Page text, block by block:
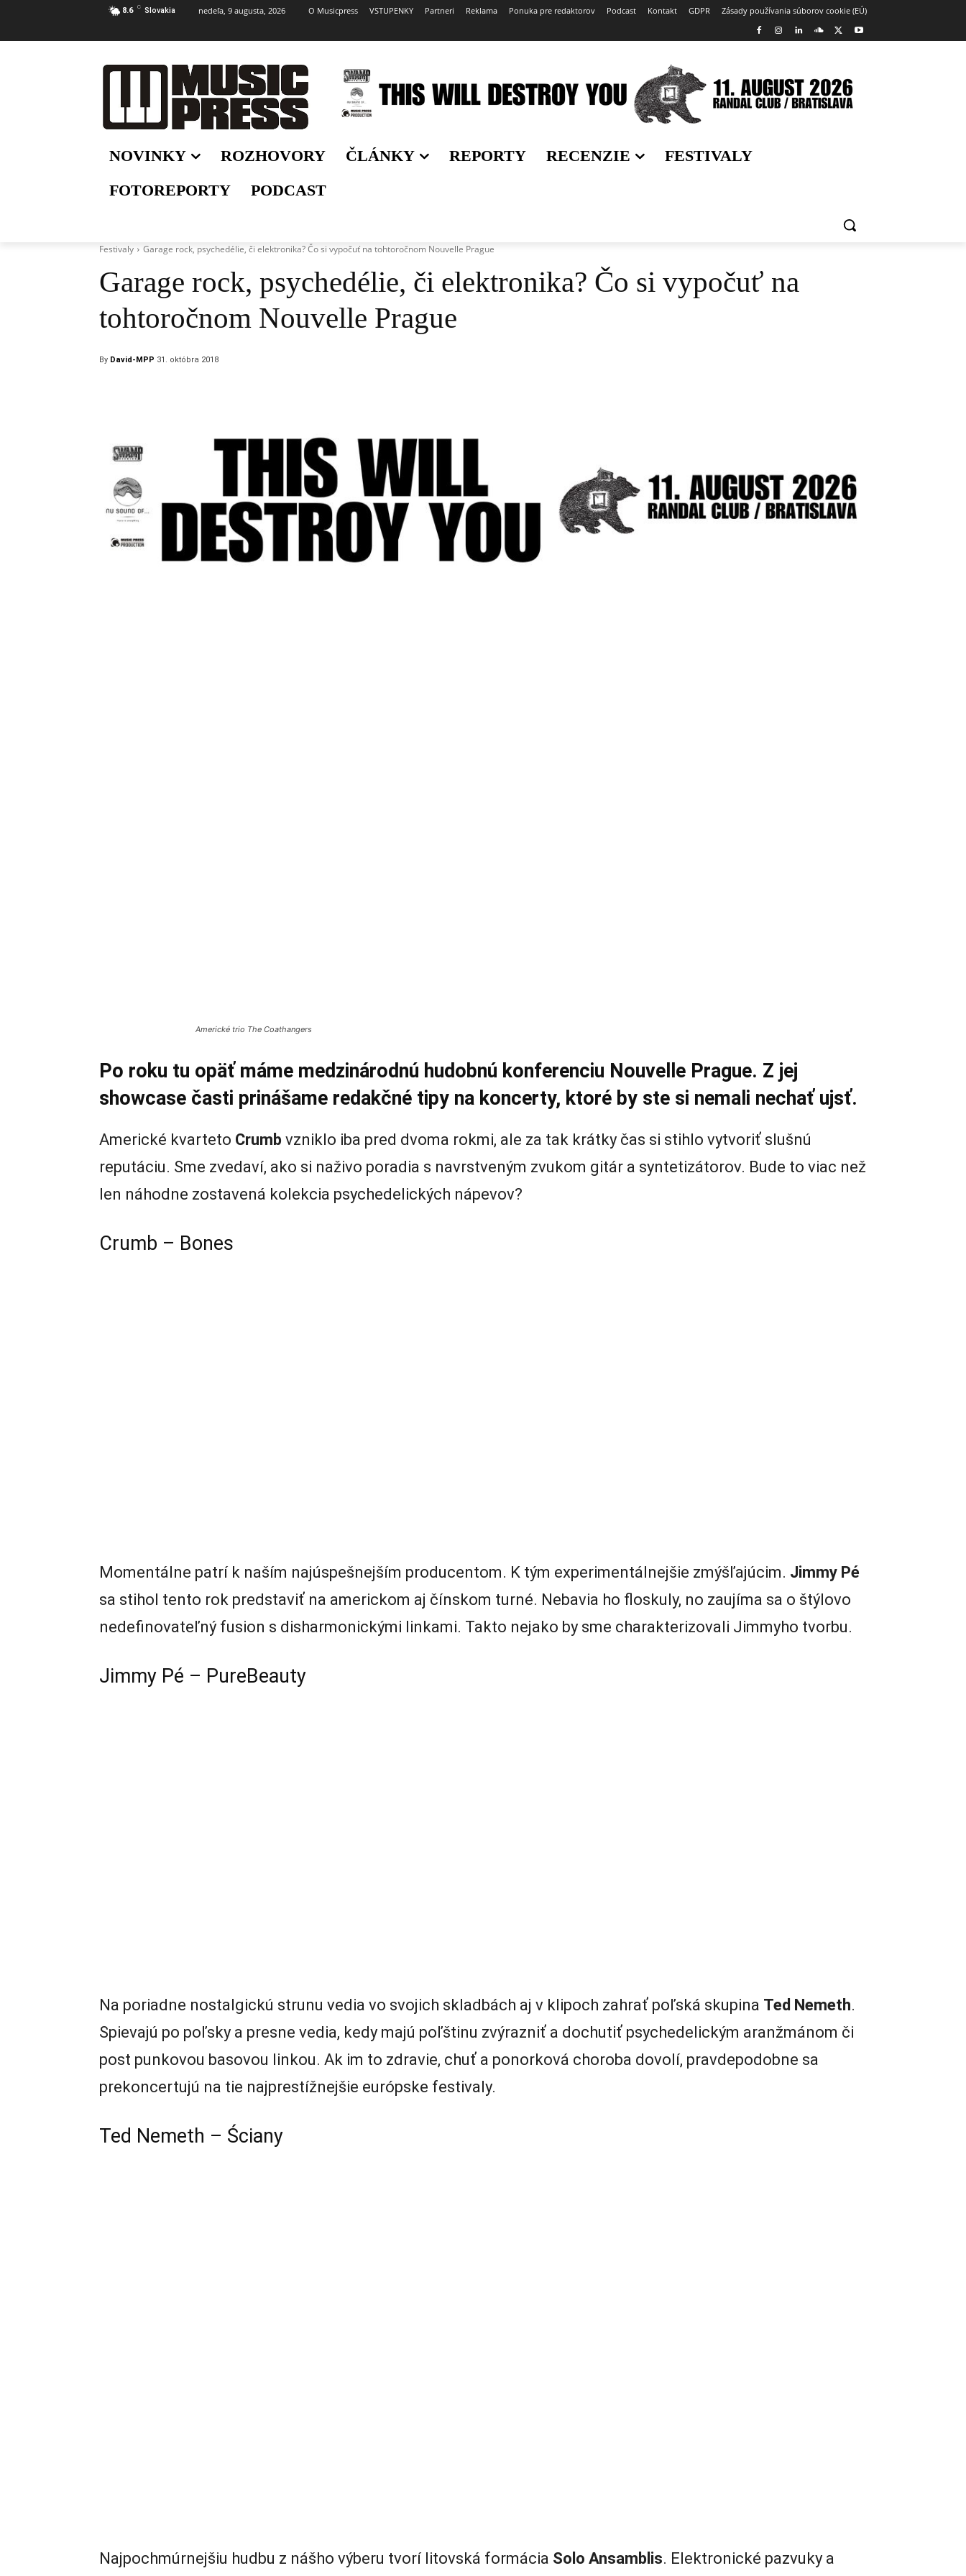
8.6 C Slovakia nedeľa, 9 augusta, 2026 O Musicpress VSTUPENKY Partneri Reklama Ponuka pre redaktorov Podcast Kontakt GDPR Zásady používania súborov cookie (EÚ)
NOVINKY ROZHOVORY ČLÁNKY REPORTY RECENZIE
FESTIVALY
FOTOREPORTY
PODCAST
Festivaly Garage rock, psychedélie, či elektronika? Čo si vypočuť na tohtoročnom Nouvelle Prague
Garage rock, psychedélie, či elektronika? Čo si vypočuť na
tohtoročnom Nouvelle Prague
By David-MPP 31. októbra 2018
Americké trio The Coathangers
Po roku tu opäť máme medzinárodnú hudobnú konferenciu Nouvelle Prague. Z jej
showcase časti prinášame redakčné tipy na koncerty, ktoré by ste si nemali nechať ujsť.
Americké kvarteto Crumb vzniklo iba pred dvoma rokmi, ale za tak krátky čas si stihlo vytvoriť slušnú
reputáciu. Sme zvedaví, ako si naživo poradia s navrstveným zvukom gitár a syntetizátorov. Bude to viac než
len náhodne zostavená kolekcia psychedelických nápevov?
Crumb – Bones
Momentálne patrí k naším najúspešnejším producentom. K tým experimentálnejšie zmýšľajúcim. Jimmy Pé
sa stihol tento rok predstaviť na americkom aj čínskom turné. Nebavia ho floskuly, no zaujíma sa o štýlovo
nedefinovateľný fusion s disharmonickými linkami. Takto nejako by sme charakterizovali Jimmyho tvorbu.
Jimmy Pé – PureBeauty
Na poriadne nostalgickú strunu vedia vo svojich skladbách aj v klipoch zahrať poľská skupina Ted Nemeth.
Spievajú po poľsky a presne vedia, kedy majú poľštinu zvýrazniť a dochutiť psychedelickým aranžmánom či
post punkovou basovou linkou. Ak im to zdravie, chuť a ponorková choroba dovolí, pravdepodobne sa
prekoncertujú na tie najprestížnejšie európske festivaly.
Ted Nemeth – Ściany
Najpochmúrnejšiu hudbu z nášho výberu tvorí litovská formácia Solo Ansamblis. Elektronické pazvuky a